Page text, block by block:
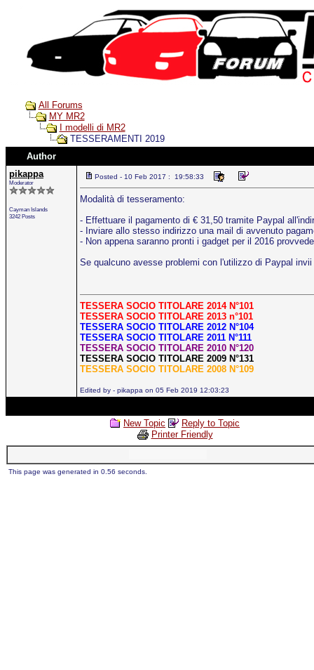
All Forums
MY MR2
I modelli di MR2
TESSERAMENTI 2019
Author
pikappa
Moderator
Cayman Islands
3242 Posts
Posted - 10 Feb 2017 : 19:58:33
Modalità di tesseramento:
- Effettuare il pagamento di € 31,50 tramite Paypal
- Inviare allo stesso indirizzo una mail di avvenuto
- Non appena saranno pronti i gadget per il 2016
Se qualcuno avesse problemi con l'utilizzo di Paypal
TESSERA SOCIO TITOLARE 2014 N°101
TESSERA SOCIO TITOLARE 2013 n°101
TESSERA SOCIO TITOLARE 2012 N°104
TESSERA SOCIO TITOLARE 2011 N°111
TESSERA SOCIO TITOLARE 2010 N°120
TESSERA SOCIO TITOLARE 2009 N°131
TESSERA SOCIO TITOLARE 2008 N°109
Edited by - pikappa on 05 Feb 2019 12:03:23
New Topic
Reply to Topic
Printer Friendly
This page was generated in 0.56 seconds.